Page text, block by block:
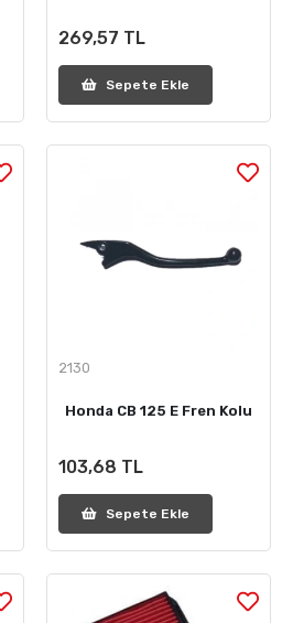
269,57 TL
Sepete Ekle
2130
Honda CB 125 E Fren Kolu
103,68 TL
Sepete Ekle